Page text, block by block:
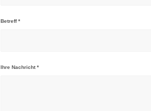
Betreff*
Ihre Nachricht*